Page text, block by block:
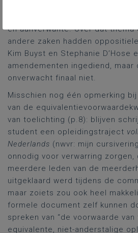
en aanverwante. Over dat thema
andere zaken hadden
Kim Buyst en Stephanie D’Hose
amendementen ingediend,
onverwacht finaal niet.
Misschien nog één opmerking
van de
van toelichting (p.8): blijven
student een opleidingstraject
Nederlands (nwvr: mijn
onnodig voor verwarring
meerdere leden van de
uitgeklaard werd tijdens de
maar zoiets zou ook heel
formele document zelf kunnen
spreken van “de voorwaarde
equivalente, niet-anderstalige